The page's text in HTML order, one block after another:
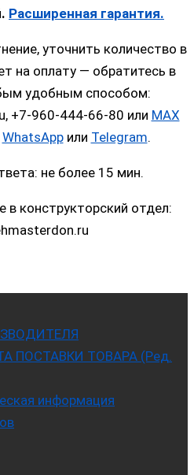
Расширенная гарантия.
уточнить количество в
на оплату — обратитесь в
удобным способом:
+7-960-444-66-80 или MAX
WhatsAppили Telegram.
не более 15 мин.
в конструкторский отдел:
ПОСТАВКИ ТОВАРА (Ред.
информация